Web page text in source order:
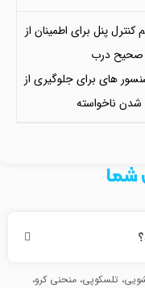
پنل برای اطمینان از
صحیح درب
های برای جلوگیری از
ناخواسته
تلسکوپی، منحنی کرو،